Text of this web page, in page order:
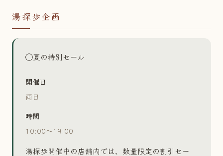
湯探歩企画
◯夏の特別セール
開催日
両日
時間
10:00〜19:00
湯探歩開催中の店舗内では、数量限定の割引セー